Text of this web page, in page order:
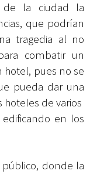
de la ciudad la
que podrían
tragedia al no
combatir un
hotel, pues no se
pueda dar una
hoteles de varios
en los
donde la